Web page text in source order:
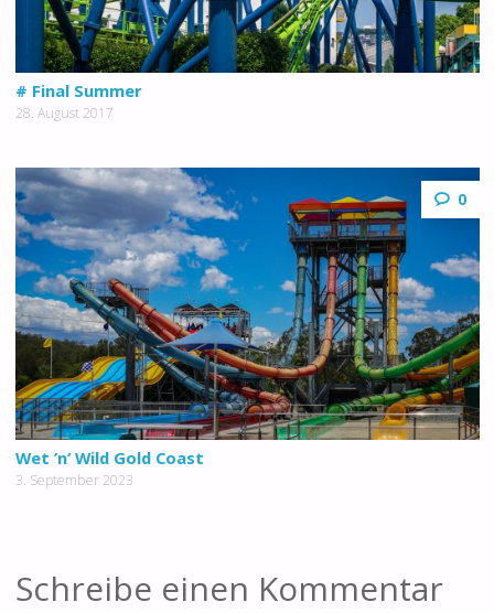
# Final Summer
28. August 2017
0
Wet ’n‘ Wild Gold Coast
3. September 2023
Schreibe einen Kommentar